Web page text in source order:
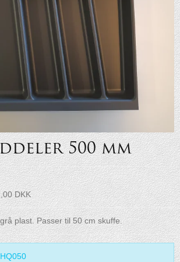
500 mm
DKK
plast. Passer til 50 cm skuffe.